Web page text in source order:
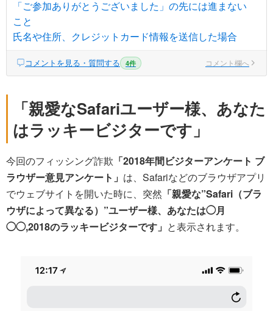
「ご参加ありがとうございました」の先には進まない
こと
氏名や住所、クレジットカード情報を送信した場合
コメントを見る・質問する 4件 コメント欄へ
「親愛なSafariユーザー様、あなた
はラッキービジターです」
今回のフィッシング詐欺 「2018年間ビジターアンケート ブ
ラウザー意見アンケート」 は、Safariなどのブラウザアプリ
でウェブサイトを開いた時に、突然 「親愛な”Safari（ブラ
ウザによって異なる）”ユーザー様、あなたは◯月
◯◯,2018のラッキービジターです」 と表示されます。